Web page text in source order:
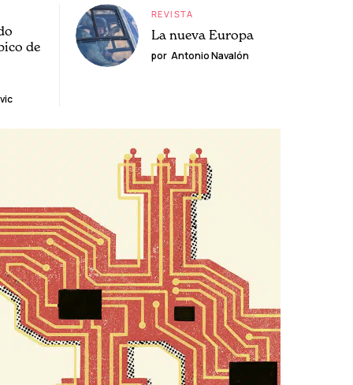
de
REVISTA
La nueva Europa
por Antonio Navalón